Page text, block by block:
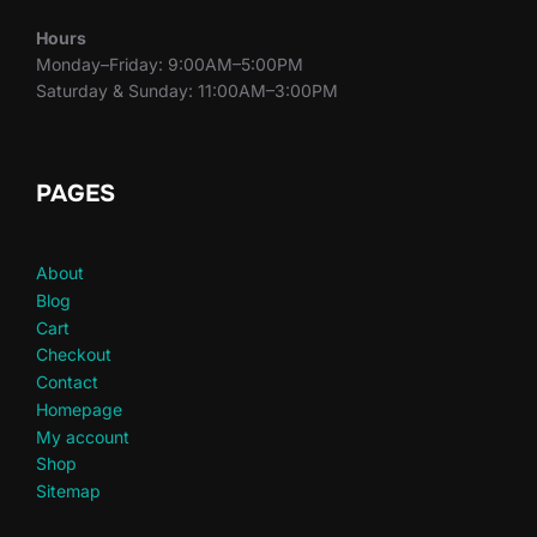
Hours
Monday–Friday: 9:00AM–5:00PM
Saturday & Sunday: 11:00AM–3:00PM
PAGES
About
Blog
Cart
Checkout
Contact
Homepage
My account
Shop
Sitemap